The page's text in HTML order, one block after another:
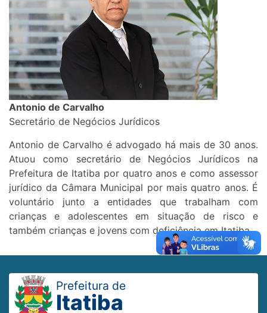
Antonio de Carvalho
Secretário de Negócios Jurídicos
Antonio de Carvalho é advogado há mais de 30 anos.
Atuou como secretário de Negócios Jurídicos na
Prefeitura de Itatiba por quatro anos e como assessor
jurídico da Câmara Municipal por mais quatro anos. É
voluntário junto a entidades que trabalham com
crianças e adolescentes em situação de risco e
também crianças e jovens com deficiência em Itatiba.
Prefeitura de
Itatiba